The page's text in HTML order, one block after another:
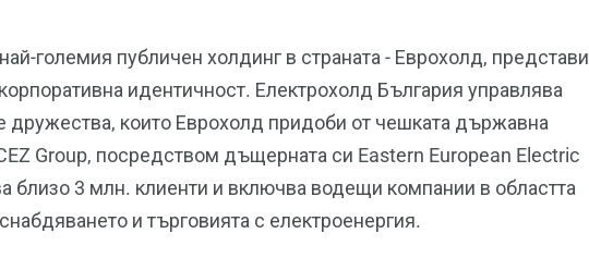
големия публичен холдинг в страната - Еврохолд, представи
идентичност. Електрохолд България управлява
дружества, които Еврохолд придоби от чешката държавна
Group, посредством дъщерната си Eastern European Electric
близо 3 млн. клиенти и включва водещи компании в областта
и търговията с електроенергия.